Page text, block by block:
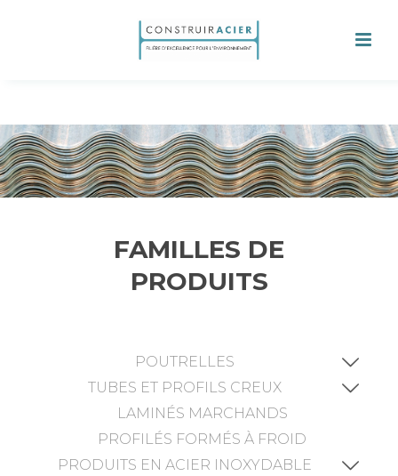
FAMILLES DE
PRODUITS
POUTRELLES
TUBES ET PROFILS CREUX
LAMINÉS MARCHANDS
PROFILÉS FORMÉS À FROID
PRODUITS EN ACIER INOXYDABLE